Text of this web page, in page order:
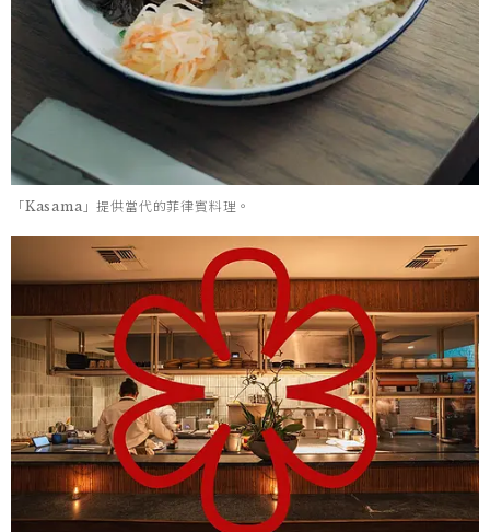
「Kasama」提供當代的菲律賓料理。